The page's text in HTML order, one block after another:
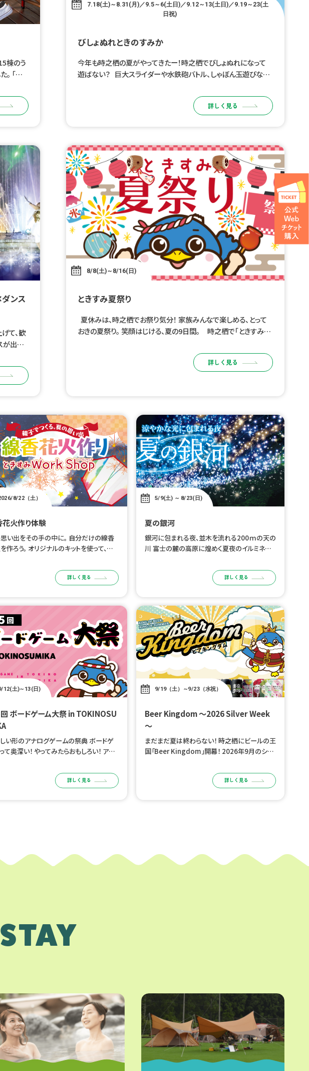
棟のう
「一
7.18(土)～8.31(月)／9.5～6(土日)／9.12～13(土日)／9.19～23(土
日祝)
びしょぬれときのすみか
今年も時之栖の夏がやってきたー！時之栖でびしょぬれになって
遊ばない？ 巨大スライダーや水鉄砲バトル、しゃぼん玉遊びなど、
詳しく見る
ンス
て、歓
が出会
8/8(土)～8/16(日)
ときすみ夏祭り
夏休みは、時之栖でお祭り気分！ 家族みんなで楽しめる、とって
おきの夏祭り。 笑顔はじける、夏の9日間。 時之栖で「ときすみ夏
詳しく見る
8/22（土）
花火作り体験
い出をその手の中に。 自分だけの線香
作ろう。 オリジナルのキットを使って、自
緒に、旅の思い出をひとつまみ。世界に一つ
の線香花火を作りましょう。 夏休みの自由
詳しく見る
5/9(土) ～ 8/23(日)
夏の銀河
銀河に包まれる夜、並木を流れる200ｍの天の
川 富士の麓の高原に煌めく夏夜のイルミネー
けじゃない。 星空や天の川をイメージした銀河
を感じるイルミネーションの下で光 […]
詳しく見る
12(土)～13(日)
ードゲーム大祭 in TOKINOSU
い形のアナログゲームの祭典 ボードゲ
て奥深い！ やってみたらおもしろい！ アナ
参加者向け宿泊プランはこちらから 開催
詳しく見る
9/19（土）～9/23（水祝）
Beer Kingdom ～2026 Silver Week
～
まだまだ夏は終わらない！ 時之栖にビールの王
国「Beer Kingdom」開幕！ 2026年9月のシル
QUARE」がビール好きの王国に変わります！
詳しく見る